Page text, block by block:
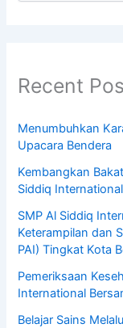
Recent
Menumbuhkan
Upacara Bendera
Kembangkan
Siddiq
SMP Al Siddiq
Keterampilan dan
PAI) Tingkat Kota
Pemeriksaan
International
Belajar Sains